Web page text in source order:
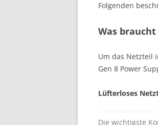
Folgenden
Was braucht
Um das Netzteil
Gen 8 Power
Lüfterloses
Die wichtigste